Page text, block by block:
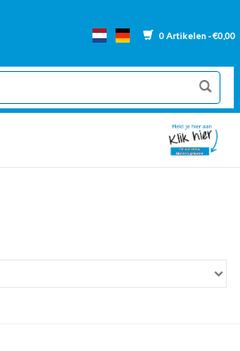
0 Artikelen - €0,00